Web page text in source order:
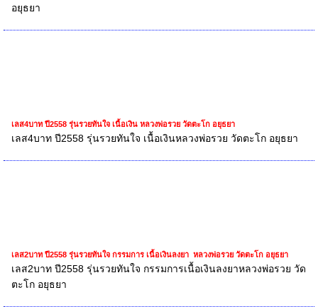
อยุธยา
เลส4บาท ปี2558 รุ่นรวยทันใจ เนื้อเงิน หลวงพ่อรวย วัดตะโก อยุธยา
เลส4บาท ปี2558 รุ่นรวยทันใจ เนื้อเงินหลวงพ่อรวย วัดตะโก อยุธยา
เลส2บาท ปี2558 รุ่นรวยทันใจ กรรมการ เนื้อเงินลงยา หลวงพ่อรวย วัดตะโก อยุธยา
เลส2บาท ปี2558 รุ่นรวยทันใจ กรรมการเนื้อเงินลงยาหลวงพ่อรวย วัด
ตะโก อยุธยา